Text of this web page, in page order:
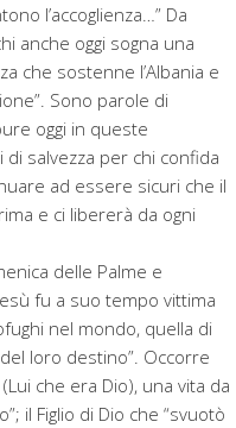
l’accoglienza…” Da
anche oggi sogna una
che sostenne l’Albania e
Sono parole di
oggi in queste
salvezza per chi confida
ad essere sicuri che il
e ci libererà da ogni
delle Palme e
fu a suo tempo vittima
nel mondo, quella di
loro destino”. Occorre
che era Dio), una vita da
il Figlio di Dio che “svuotò